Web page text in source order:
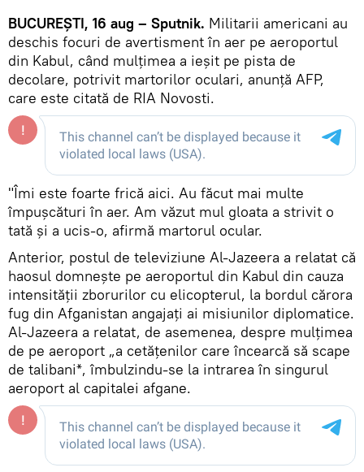
BUCUREȘTI, 16 aug – Sputnik. Militarii americani au
deschis focuri de avertisment în aer pe aeroportul
din Kabul, când mulțimea a ieșit pe pista de
decolare, potrivit martorilor oculari, anunță AFP,
care este citată de RIA Novosti.
"Îmi este foarte frică aici. Au făcut mai multe
împușcături în aer. Am văzut mul gloata a strivit o
tată și a ucis-o, afirmă martorul ocular.
Anterior, postul de televiziune Al-Jazeera a relatat că
haosul domnește pe aeroportul din Kabul din cauza
intensității zborurilor cu elicopterul, la bordul cărora
fug din Afganistan angajați ai misiunilor diplomatice.
Al-Jazeera a relatat, de asemenea, despre mulțimea
de pe aeroport „a cetățenilor care încearcă să scape
de talibani*, îmbulzindu-se la intrarea în singurul
aeroport al capitalei afgane.